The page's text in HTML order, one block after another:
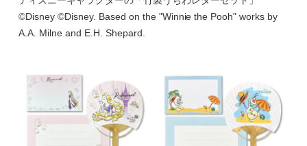
©Disney ©Disney. Based on the "Winnie the Pooh" works by
A.A. Milne and E.H. Shepard.